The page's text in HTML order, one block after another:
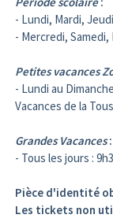
- Lundi, Mardi,
- Mercredi, Samedi,
Petites vacances
- Lundi au
Vacances de la
Grandes Vacances:
- Tous les jours :
Pièce d'identité
Les tickets non